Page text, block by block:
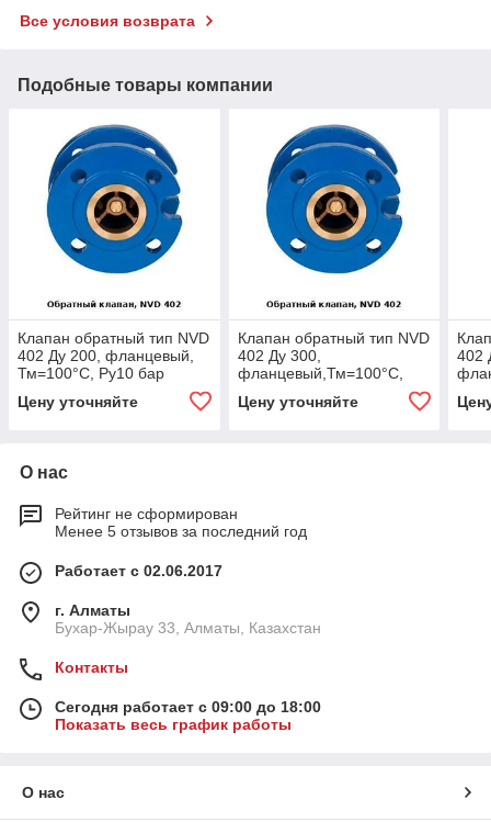
Все условия возврата
Подобные товары компании
Клапан обратный тип NVD
402 Ду 200, фланцевый,
Тм=100°С, Ру10 бар
Цену уточняйте
Клапан обратный тип NVD
402 Ду 300,
фланцевый,Тм=100°С,
065B7479
Цену уточняйте
402
О нас
Рейтинг не сформирован
Менее 5 отзывов за последний год
Работает с 02.06.2017
г. Алматы
Бухар-Жырау 33, Алматы, Казахстан
Контакты
Сегодня работает с 09:00 до 18:00
Показать весь график работы
О нас